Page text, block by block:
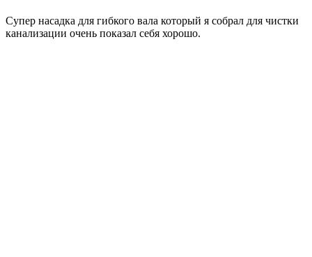
Супер насадка для гибкого вала который я собрал для чистки
канализации очень показал себя хорошо.